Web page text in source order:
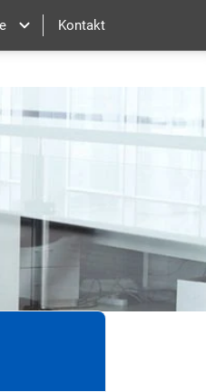
Kontakt